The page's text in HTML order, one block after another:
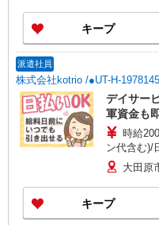
キープ
派遣社員
株式会社kotrio /●UT-H-1978145
デイサー
軍資金も
時給
ン代含む)/
大田原
キープ